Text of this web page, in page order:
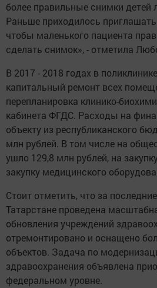
более правильные снимки детей
Раньше приходилось
чтобы маленького пациента
сделать снимок», - отметила
В 2017 - 2018 годах в
капитальный ремонт всех
перепланировка клинико-
кабинета ФГДС. Расходы на
объекту из республиканского
млн рублей. В том числе на
ушло 129,8 млн рублей, на
закупку медицинского
Стоит отметить, что за
Татарстане проведена
обновления учреждений
отремонтировано и оснащено
объектов. Задача по
здравоохранения объявлена
федеральном уровне.